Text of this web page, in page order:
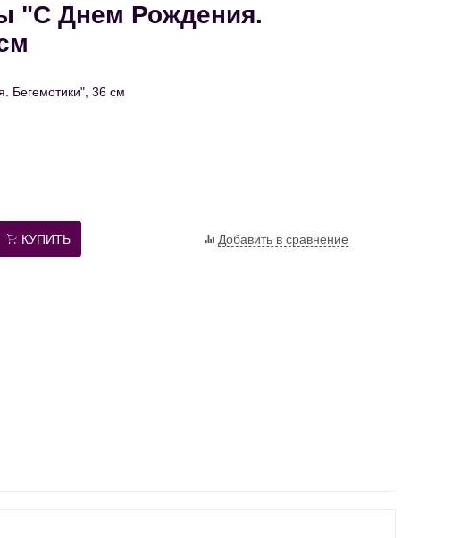
"С Днем Рождения.
Бегемотики", 36 см
КУПИТЬ Добавить в сравнение